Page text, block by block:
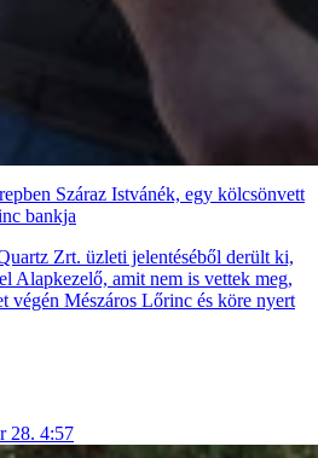
Száraz Istvánék, egy kölcsönvett
bankja
Zrt. üzleti jelentéséből derült ki,
Alapkezelő, amit nem is vettek meg,
végén Mészáros Lőrinc és köre nyert
28. 4:57